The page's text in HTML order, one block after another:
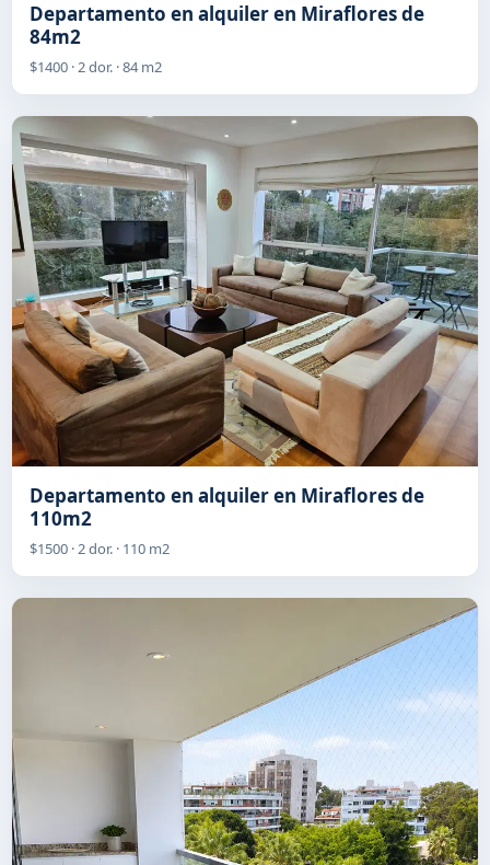
Departamento en alquiler en Miraflores de
84m2
$1400 · 2 dor. · 84 m2
Departamento en alquiler en Miraflores de
110m2
$1500 · 2 dor. · 110 m2